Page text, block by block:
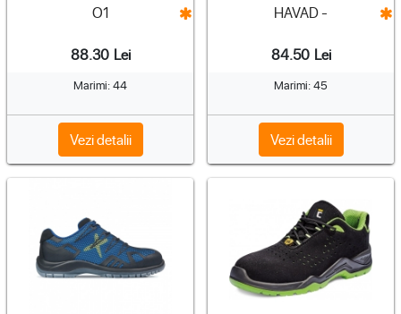
O1
88.30 Lei
Marimi: 44
Vezi detalii
HAVAD -
84.50 Lei
Marimi: 45
Vezi detalii